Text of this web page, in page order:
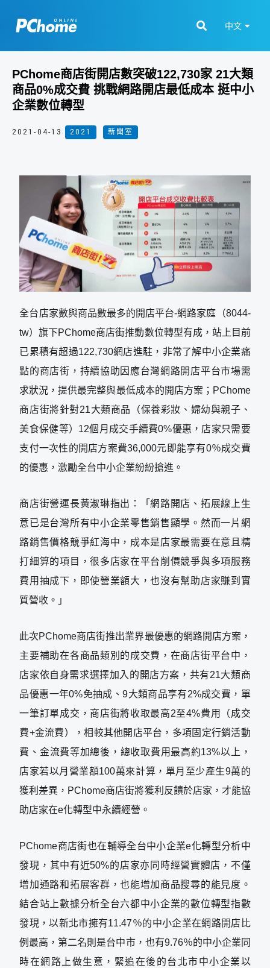
中文
PChome商店街開店數突破122,730家 21大類
商品0%成交費 挑戰網路開店最低成本 挺中小
企業數位轉型
2021-04-13 2021 新聞室
全台店家數與商品數最多的開店平台-網路家庭（8044-
tw）旗下PChome商店街推動數位轉型有成，站上目前
已累積有超過122,730網店進駐，非常了解中小企業痛
點的商店街，持續協助因應台灣網路開店平台市場需
求狀況，提供最完整與最低成本的開店方案；PChome
商店街將針對21大類商品（保養彩妝、婦幼與親子、
美食保健等）12個月成交手續費0%優惠，店家只需要
支付一次性的開店方案費36,000元即能享有0％成交費
的優惠，激勵全台中小企業紛紛搶進。
商店街營運長黃淑琳指出：「網路開店、拓展線上生
意已是台灣所有中小企業零售銷售顯學。然而一片網
路銷售價格競爭紅海中，成本是店家最需要在意且精
打細算的項目，很多店家在平台削價競爭與多項服務
費用抽成下，即使營業額大，也沒有幫助店家賺到實
質營收。」
此次PChome商店街推出業界最優惠的網路開店方案，
主要補助在各商品類別的成交費，在商店街平台中，
店家依自身需求選擇加入的開店方案，共有21大類商
品優惠一年0%免抽成、9大類商品享有2%成交費，單
一筆訂單成交，商店街將收取最高2至4%費用（成交
費+金流費），相較其他開店平台，多項固定行銷活動
費、金流費等加總後，總收取費用最高約13%以上，
店家若以月營業額100萬來計算，單月至少產生9萬的
獲利差異，PChome商店街將獲利反饋於店家，才能協
助店家在e化轉型中永續經營。
PChome商店街也在輔導全台中小企業e化轉型分析中
發現，其中有近50%的店家亦同時經營實體店，不僅
增加通路和拓展客群，也能增加商品搜尋的能見度。
結合站上數據分析全台六都中小企業的數位轉型指數
發現，以新北市擁有11.47％的中小企業在網路開店比
例最高，第二名則是台中市，也有9.76％的中小企業同
時在網路上做生意，緊追在後的台北市中小企業以